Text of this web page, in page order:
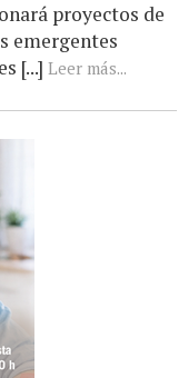
proyectos de
emergentes
[...] Leer más...